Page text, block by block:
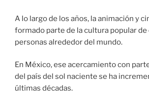
A lo largo de los años, la animación y
formado parte de la cultura popular de
personas alrededor del mundo.
En México, ese acercamiento con
del país del sol naciente se ha
últimas décadas.